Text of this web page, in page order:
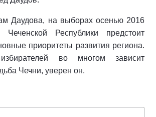
Даудова, на выборах осенью 2016
Республики предстоит
приоритеты развития региона.
во многом зависит
Чечни, уверен он.